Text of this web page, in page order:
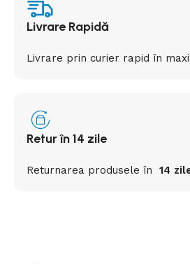
Livrare Rapidă
Livrare prin curier rapidîn
Retur în 14 zile
Returnarea produseleîn 14